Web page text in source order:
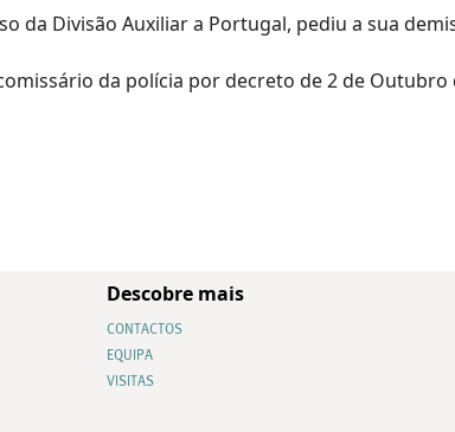
da Divisão Auxiliar a Portugal, pediu a sua
da polícia por decreto de 2 de Outubro
Descobre mais
CONTACTOS
EQUIPA
VISITAS